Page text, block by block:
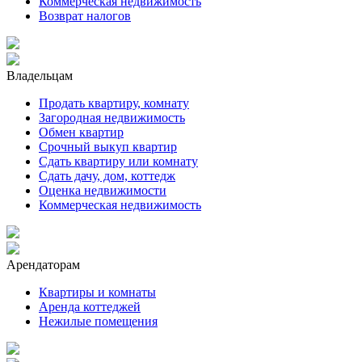
Возврат налогов
Владельцам
Продать квартиру, комнату
Загородная недвижимость
Обмен квартир
Срочный выкуп квартир
Сдать квартиру или комнату
Сдать дачу, дом, коттедж
Оценка недвижимости
Коммерческая недвижимость
Арендаторам
Квартиры и комнаты
Аренда коттеджей
Нежилые помещения